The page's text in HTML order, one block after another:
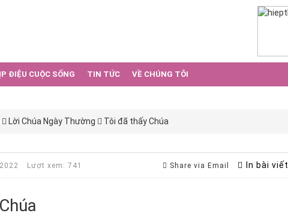
ĐIỆU CUỘC SỐNG TIN TỨC VỀ CHÚNG TÔI
Lời Chúa Ngày Thường Tôi đã thấy Chúa
Lượt xem: 741 Share via Email In bài viết